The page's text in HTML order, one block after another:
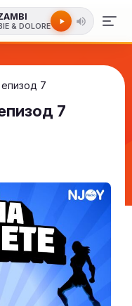
& DOLORE
7
7